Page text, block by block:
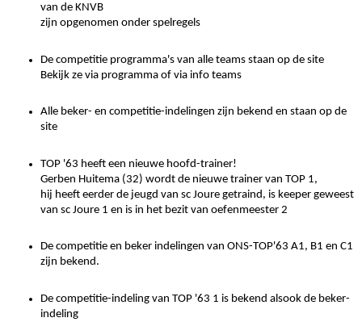
van de KNVB
zijn opgenomen onder spelregels
De competitie programma's van alle teams staan op de site
Bekijk ze via programma of via info teams
Alle beker- en competitie-indelingen zijn bekend en staan op de
site
TOP '63 heeft een nieuwe hoofd-trainer!
Gerben Huitema (32) wordt de nieuwe trainer van TOP 1,
hij heeft eerder de jeugd van sc Joure getraind, is keeper geweest
van sc Joure 1 en is in het bezit van oefenmeester 2
De competitie en beker indelingen van ONS-TOP'63 A1, B1 en C1
zijn bekend.
De competitie-indeling van TOP '63 1 is bekend alsook de beker-
indeling